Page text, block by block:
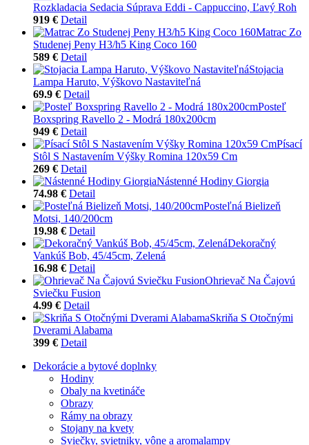
Rozkladacia Sedacia Súprava Eddi - Cappuccino, Ľavý Roh
919 € Detail
Matrac Zo
Studenej Peny H3/h5 King Coco 160
589 € Detail
Stojacia
Lampa Haruto, Výškovo Nastaviteľná
69.9 € Detail
Posteľ
Boxspring Ravello 2 - Modrá 180x200cm
949 € Detail
Písací
Stôl S Nastavením Výšky Romina 120x59 Cm
269 € Detail
Nástenné Hodiny Giorgia
74.98 € Detail
Posteľná Bielizeň
Motsi, 140/200cm
19.98 € Detail
Dekoračný
Vankúš Bob, 45/45cm, Zelená
16.98 € Detail
Ohrievač Na Čajovú
Sviečku Fusion
4.99 € Detail
Skriňa S Otočnými
Dverami Alabama
399 € Detail
Dekorácie a bytové doplnky
Hodiny
Obaly na kvetináče
Obrazy
Rámy na obrazy
Stojany na kvety
Sviečky, svietniky, vône a aromalampy